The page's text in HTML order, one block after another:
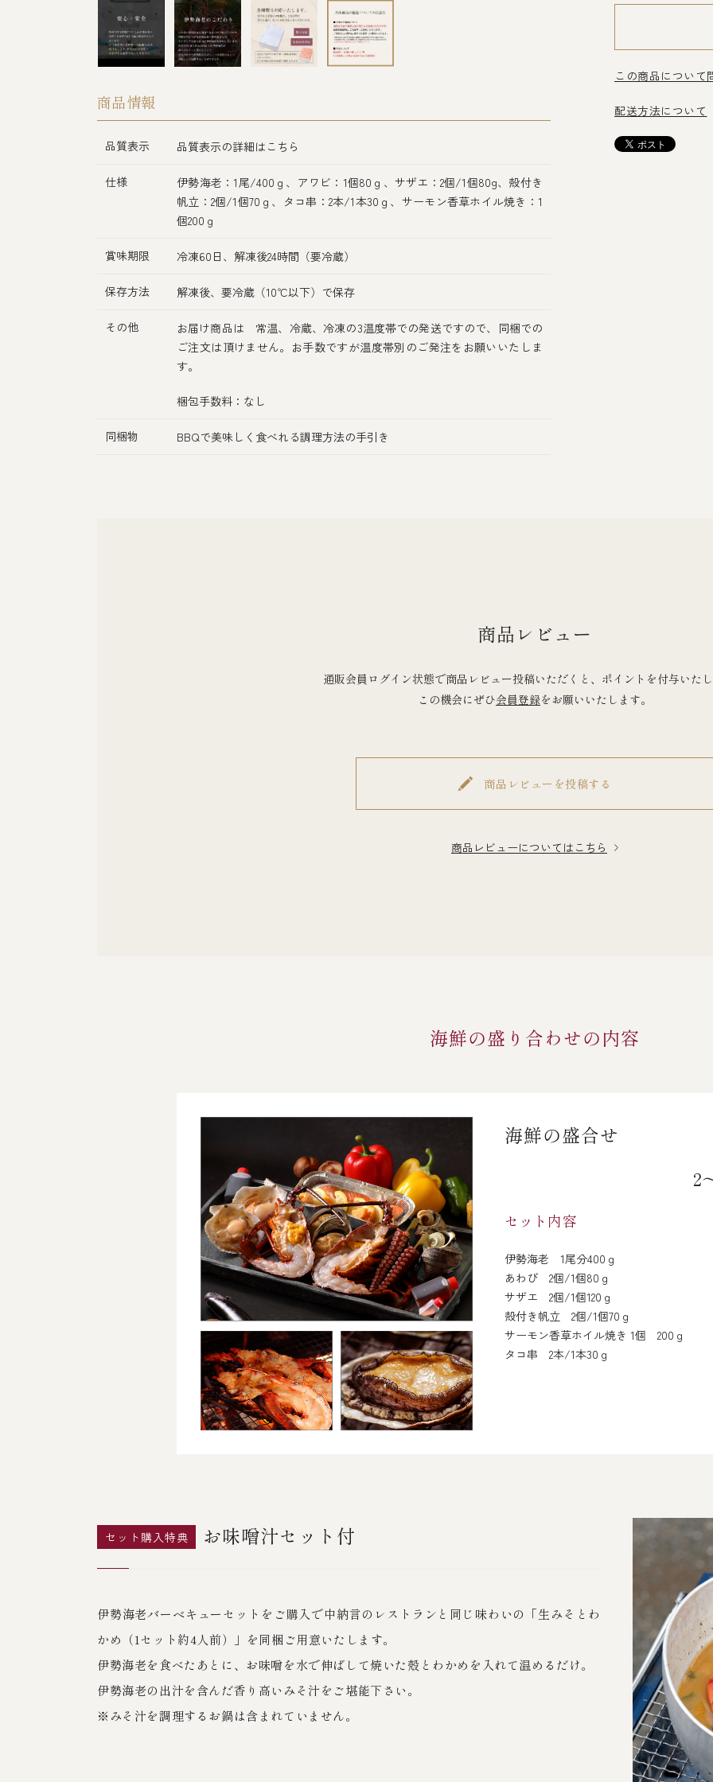
商品情報
品質表示 品質表示の詳細はこちら
仕様
伊勢海老：1尾/400ｇ、アワビ：1個80ｇ、サザエ：2個/1個80g、殻付き
帆立：2個/1個70ｇ、タコ串：2本/1本30ｇ、サーモン香草ホイル焼き：1
個200ｇ
賞味期限 冷凍60日、解凍後24時間（要冷蔵）
保存方法 解凍後、要冷蔵（10℃以下）で保存
その他
お届け商品は 常温、冷蔵、冷凍の3温度帯での発送ですので、同梱での
ご注文は頂けません。お手数ですが温度帯別のご発注をお願いいたしま
す。
梱包手数料：なし
同梱物 BBQで美味しく食べれる調理方法の手引き
この商品について
配送方法について
商品レビュー
通販会員ログイン状態で商品レビュー投稿いただくと、ポイントを付与いた
この機会にぜひ会員登録をお願いいたします。
商品レビューを投稿する
商品レビューについてはこちら
海鮮の盛り合わせの内容
海鮮の盛合せ
2
セット内容
伊勢海老 1尾分400ｇ
あわび 2個/1個80ｇ
サザエ 2個/1個120ｇ
殻付き帆立 2個/1個70ｇ
サーモン香草ホイル焼き 1個 200ｇ
タコ串 2本/1本30ｇ
セット購入特典 お味噌汁セット付
伊勢海老バーベキューセットをご購入で中納言のレストランと同じ味わいの「生みそとわ
かめ（1セット約4人前）」を同梱ご用意いたします。
伊勢海老を食べたあとに、お味噌を水で伸ばして焼いた殻とわかめを入れて温めるだけ。
伊勢海老の出汁を含んだ香り高いみそ汁をご堪能下さい。
※みそ汁を調理するお鍋は含まれていません。